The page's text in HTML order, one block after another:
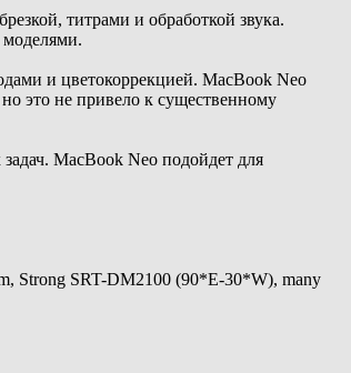
титрами и обработкой звука.
и цветокоррекцией. MacBook Neo
это не привело к существенному
MacBook Neo подойдет для
Strong SRT-DM2100 (90*E-30*W), many